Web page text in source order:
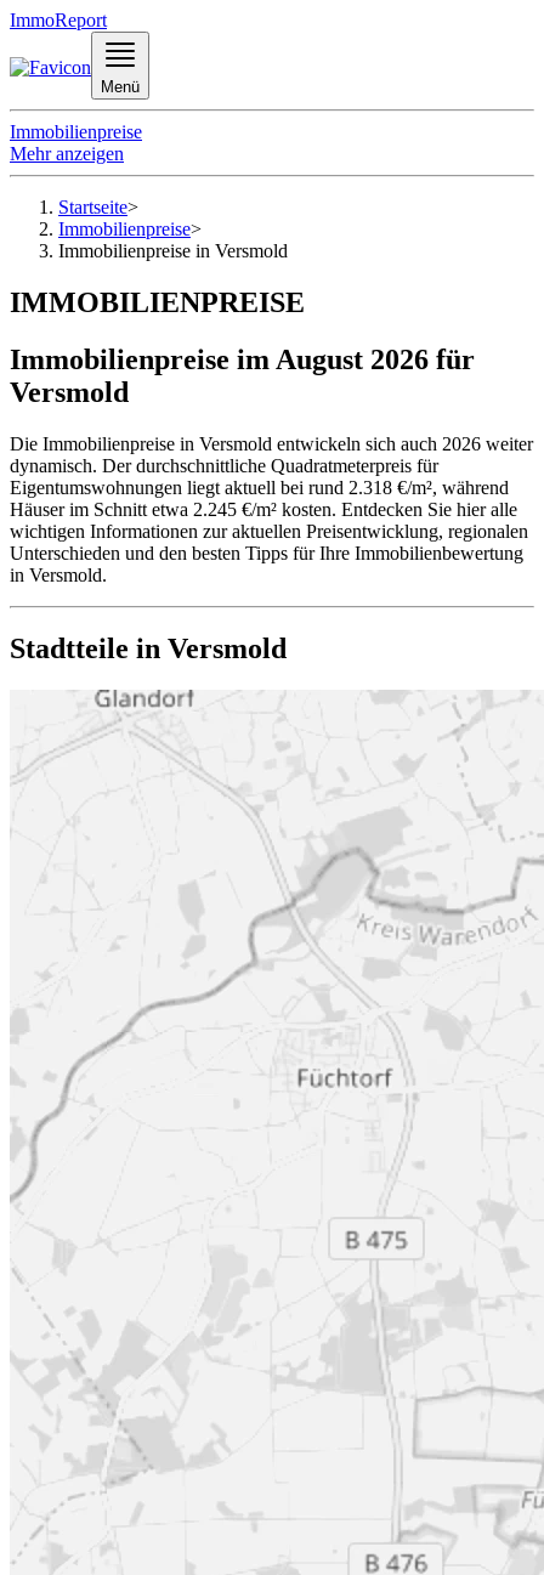
ImmoReport
Menü
Immobilienpreise
Mehr anzeigen
Startseite>
Immobilienpreise>
Immobilienpreise in Versmold
IMMOBILIENPREISE
Immobilienpreise im August 2026 für
Versmold
Die Immobilienpreise in Versmold entwickeln sich auch 2026 weiter
dynamisch. Der durchschnittliche Quadratmeterpreis für
Eigentumswohnungen liegt aktuell bei rund 2.318 €/m², während
Häuser im Schnitt etwa 2.245 €/m² kosten. Entdecken Sie hier alle
wichtigen Informationen zur aktuellen Preisentwicklung, regionalen
Unterschieden und den besten Tipps für Ihre Immobilienbewertung
in Versmold.
Stadtteile in Versmold